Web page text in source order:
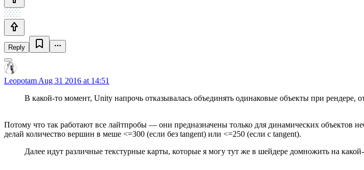
Reply
Leopotam Aug 31 2016 at 14:51
В какой-то момент, Unity напрочь отказывалась объединять одинаковые объекты при рендере,
Потому что так работают все лайтпробы — они предназначены только для динамических объектов
делай количество вершин в меше <=300 (если без tangent) или <=250 (если с tangent).
Далее идут различные текстурные карты, которые я могу тут же в шейдере домножить на